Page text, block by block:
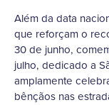
Além da data
que reforçam o
30 de junho,
julho, dedicado a
amplamente
bênçãos nas